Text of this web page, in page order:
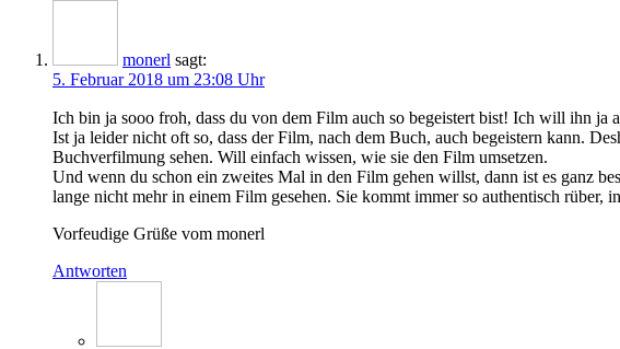
monerl sagt:
5. Februar 2018 um 23:08 Uhr
Ich bin ja sooo froh, dass du von dem Film auch so begeistert bist! Ich will ihn
Ist ja leider nicht oft so, dass der Film, nach dem Buch, auch begeistern kann.
Buchverfilmung sehen. Will einfach wissen, wie sie den Film umsetzen.
Und wenn du schon ein zweites Mal in den Film gehen willst, dann ist es ganz
lange nicht mehr in einem Film gesehen. Sie kommt immer so authentisch rüber,
Vorfeudige Grüße vom monerl
Antworten